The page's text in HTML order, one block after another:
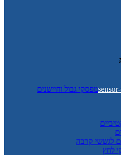
מפסקי גבול וחיישנים
לגששי קרבה
לחץ